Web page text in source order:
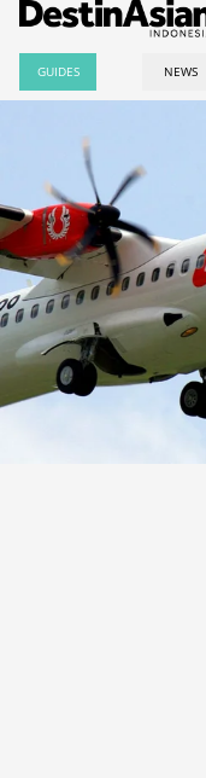
GUIDES NEWS